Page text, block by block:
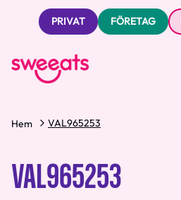
PRIVAT FÖRETAG
Hem VAL965253
VAL965253